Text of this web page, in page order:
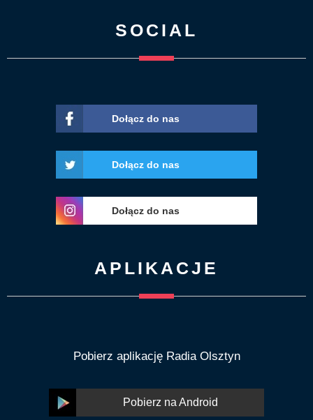
SOCIAL
Dołącz do nas
Dołącz do nas
Dołącz do nas
APLIKACJE
Pobierz aplikację Radia Olsztyn
Pobierz na Android